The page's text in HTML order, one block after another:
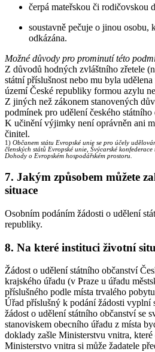
čerpá mateřskou či rodičovskou
soustavně pečuje o jinou osobu,
odkázána.
Možné důvody pro prominutí této
Z důvodů hodných zvláštního zřetele
státní příslušnost nebo mu byla
území České republiky formou azylu
Z jiných než zákonem stanovených
podmínek pro udělení českého
K učinění výjimky není oprávněn ani
činitel.
1) Občanem státu Evropské unie se pro účely
členských států Evropské unie, Švýcarské
Dohody o Evropském hospodářském prostoru.
7. Jakým způsobem můžete
situace
Osobním podáním žádosti o udělení
republiky.
8. Na které instituci životní
Žádost o udělení státního občanství
krajského úřadu (v Praze u úřadu
příslušného podle místa trvalého
Úřad příslušný k podání žádosti vyplní
žádost o udělení státního občanství se
stanoviskem obecního úřadu z místa
doklady zašle Ministerstvu vnitra, které
Ministerstvo vnitra si může žadatele